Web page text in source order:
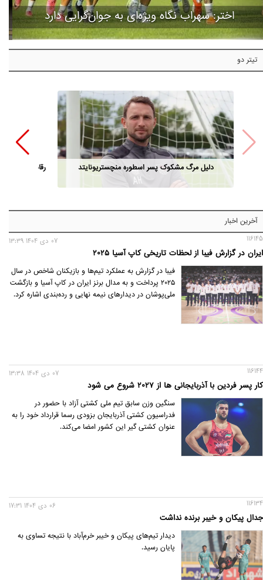
اختر: سهراب نگاه ویژه‌ای به جوان‌گرایی دارد
تیتر دو
دلیل مرگ مشکوک پسر اسطوره منچستریونایتد رقابت مدیران
آخرین اخبار
116145
ایران در گزارش فیبا از لحظات تاریخی کاپ آسیا ۲۰۲۵
07 دی 1404 13:39
فیبا در گزارش به عملکرد تیم‌ها و بازیکنان شاخص در سال
۲۰۲۵ پرداخت و به مدال برنز ایران در کاپ آسیا و بازگشت
ملی‌پوشان در دیدارهای نیمه نهایی و رده‌بندی اشاره کرد.
116144
کار پسر فردین با آذربایجانی ها از ۲۰۲۷ شروع می شود
07 دی 1404 13:38
سنگین وزن سابق تیم ملی کشتی آزاد با حضور در
فدراسیون کشتی آذربایجان بزودی رسما قرارداد خود را به
عنوان کشتی گیر این کشور امضا می‌کند.
116134
جدال پیکان و خیبر برنده نداشت
06 دی 1404 17:31
دیدار تیم‌های پیکان و خیبر خرم‌آباد با نتیجه تساوی به
پایان رسید.